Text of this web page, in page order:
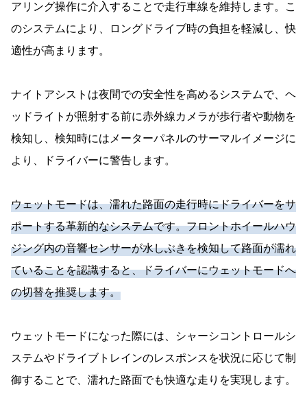
アリング操作に介入することで走行車線を維持します。こ
のシステムにより、ロングドライブ時の負担を軽減し、快
適性が高まります。
ナイトアシストは夜間での安全性を高めるシステムで、ヘ
ッドライトが照射する前に赤外線カメラが歩行者や動物を
検知し、検知時にはメーターパネルのサーマルイメージに
より、ドライバーに警告します。
ウェットモードは、濡れた路面の走行時にドライバーをサ
ポートする革新的なシステムです。フロントホイールハウ
ジング内の音響センサーが水しぶきを検知して路面が濡れ
ていることを認識すると、ドライバーにウェットモードへ
の切替を推奨します。
ウェットモードになった際には、シャーシコントロールシ
ステムやドライブトレインのレスポンスを状況に応じて制
御することで、濡れた路面でも快適な走りを実現します。